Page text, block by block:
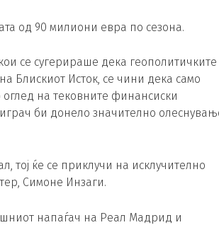
од 90 милиони евра по сезона.
се сугерираше дека геополитичките
Блискиот Исток, се чини дека само
оглед на тековните финансиски
би донело значително
тој ќе се приклучи на исклучително
Симоне Инзаги.
напаѓач на Реал Мадрид и